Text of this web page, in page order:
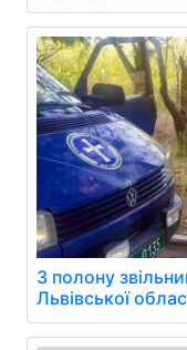
З полону
Львівської